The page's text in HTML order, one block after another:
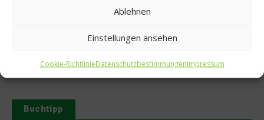
Ablehnen
Einstellungen ansehen
Cookie-RichtlinieDatenschutzbestimmungenImpressum
Buchvorstellung: Jan – Labor
10. Juni 2025
Mirazur – Sterneküche
26. Oktober 2024
Buchtipp